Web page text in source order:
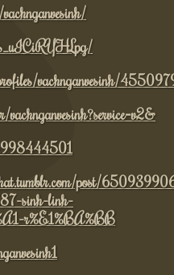
vachnganvesinh/
998444501
post/
sinh-linh-
r%E1%BA%BB